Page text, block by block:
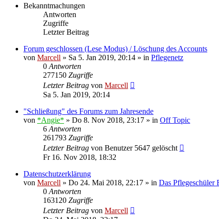
Bekanntmachungen
Antworten
Zugriffe
Letzter Beitrag
Forum geschlossen (Lese Modus) / Löschung des Accounts
von Marcell » Sa 5. Jan 2019, 20:14 » in Pflegenetz
0 Antworten
277150 Zugriffe
Letzter Beitrag von Marcell
Sa 5. Jan 2019, 20:14
"Schließung" des Forums zum Jahresende
von *Angie* » Do 8. Nov 2018, 23:17 » in Off Topic
6 Antworten
261793 Zugriffe
Letzter Beitrag von Benutzer 5647 gelöscht
Fr 16. Nov 2018, 18:32
Datenschutzerklärung
von Marcell » Do 24. Mai 2018, 22:17 » in Das Pflegeschüler
0 Antworten
163120 Zugriffe
Letzter Beitrag von Marcell